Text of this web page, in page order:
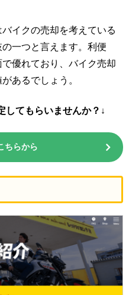
イクの売却を考えている
一つと言えます。利便
優れており、バイク売却
あるでしょう。
してもらいませんか？↓
ちらから